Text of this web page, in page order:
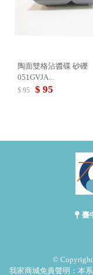
陶面雙格沾醬碟 砂礫
051GVJA...
$ 95 $ 95
臺
© Copyright
我家商城免責聲明：本